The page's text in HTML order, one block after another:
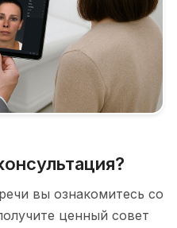
вы ознакомитесь со
ценный совет